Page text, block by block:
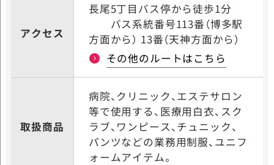
アクセス
長尾5丁目バス停から徒歩1分
バス系統番号113番（博多駅
方面から） 13番（天神方面から）
その他のルートはこちら
取扱商品
病院、クリニック、エステサロン
等で使用する、医療用白衣、スク
ラブ、ワンピース、チュニック、
パンツなどの業務用制服、ユニフ
ォームアイテム。